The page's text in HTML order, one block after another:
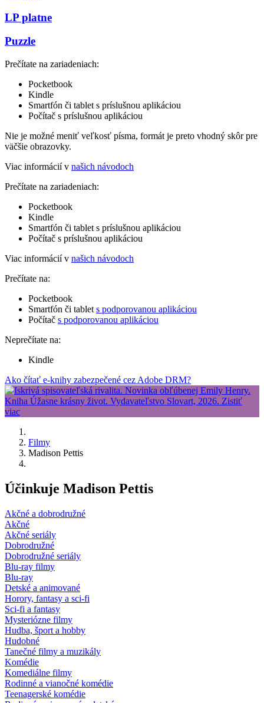
LP platne
Puzzle
Prečítate na zariadeniach:
Pocketbook
Kindle
Smartfón či tablet s príslušnou aplikáciou
Počítač s príslušnou aplikáciou
Nie je možné meniť veľkosť písma, formát je preto vhodný skôr pre
väčšie obrazovky.
Viac informácií v našich návodoch
Prečítate na zariadeniach:
Pocketbook
Kindle
Smartfón či tablet s príslušnou aplikáciou
Počítač s príslušnou aplikáciou
Viac informácií v našich návodoch
Prečítate na:
Pocketbook
Smartfón či tablet s podporovanou aplikáciou
Počítač s podporovanou aplikáciou
Neprečítate na:
Kindle
Ako čítať e-knihy zabezpečené cez Adobe DRM?
Filmy
Madison Pettis
Účinkuje Madison Pettis
Akčné a dobrodružné
Akčné
Akčné seriály
Dobrodružné
Dobrodružné seriály
Blu-ray filmy
Blu-ray
Detské a animované
Horory, fantasy a sci-fi
Sci-fi a fantasy
Mysteriózne filmy
Hudba, šport a hobby
Hudobné
Tanečné filmy a muzikály
Komédie
Komediálne filmy
Rodinné a vianočné komédie
Teenagerské komédie